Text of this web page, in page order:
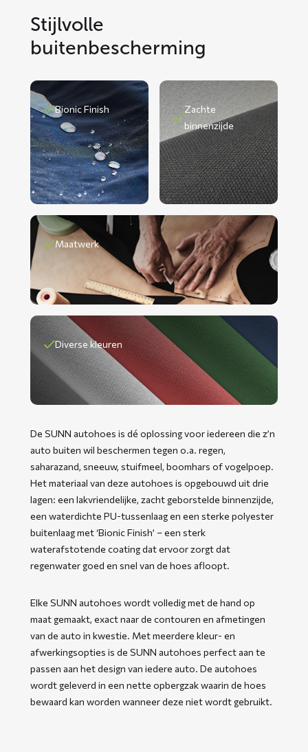
Stijlvolle
buitenbescherming
Bionic Finish
Zachte
binnenzijde
Maatwerk
Diverse kleuren
De SUNN autohoes is dé oplossing voor iedereen die z’n
auto buiten wil beschermen tegen o.a. regen,
saharazand, sneeuw, stuifmeel, boomhars of vogelpoep.
Het materiaal van deze autohoes is opgebouwd uit drie
lagen: een lakvriendelijke, zacht geborstelde binnenzijde,
een waterdichte PU-tussenlaag en een sterke polyester
buitenlaag met ‘Bionic Finish’ – een sterk
waterafstotende coating dat ervoor zorgt dat
regenwater goed en snel van de hoes afloopt.
Elke SUNN autohoes wordt volledig met de hand op
maat gemaakt, exact naar de contouren en afmetingen
van de auto in kwestie. Met meerdere kleur- en
afwerkingsopties is de SUNN autohoes perfect aan te
passen aan het design van iedere auto. De autohoes
wordt geleverd in een nette opbergzak waarin de hoes
bewaard kan worden wanneer deze niet wordt gebruikt.